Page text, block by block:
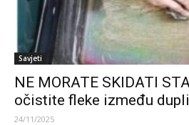
Savjeti
NE MORATE SKIDATI
očistite fleke između
24/11/2025